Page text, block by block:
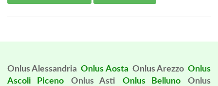
Onlus Alessandria Onlus Aosta Onlus Arezzo Onlus
Ascoli Piceno
Onlus Asti Onlus Belluno
Onlus